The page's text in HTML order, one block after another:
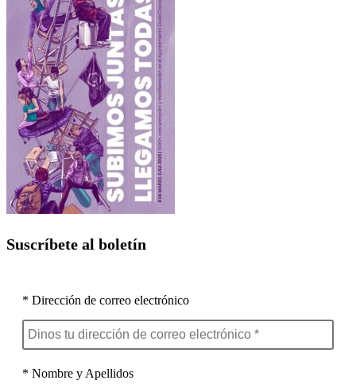
Suscríbete al boletín
* Dirección de correo electrónico
* Nombre y Apellidos